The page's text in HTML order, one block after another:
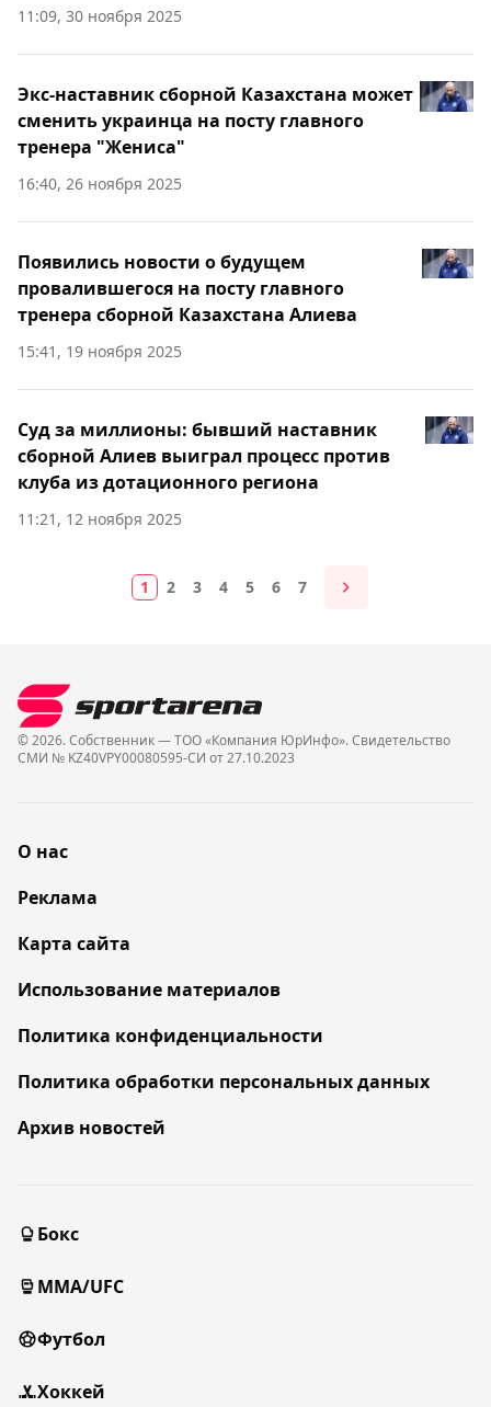
11:09, 30 ноября 2025
Экс-наставник сборной Казахстана может
сменить украинца на посту главного
тренера "Жениса"
16:40, 26 ноября 2025
Появились новости о будущем
провалившегося на посту главного
тренера сборной Казахстана Алиева
15:41, 19 ноября 2025
Суд за миллионы: бывший наставник
сборной Алиев выиграл процесс против
клуба из дотационного региона
11:21, 12 ноября 2025
1 2 3 4 5 6 7
© 2026. Собственник — ТОО «Компания ЮрИнфо». Cвидетельство
СМИ № KZ40VPY00080595-СИ от 27.10.2023
О нас
Реклама
Карта сайта
Использование материалов
Политика конфиденциальности
Политика обработки персональных данных
Архив новостей
Бокс
MMA/UFC
Футбол
Хоккей